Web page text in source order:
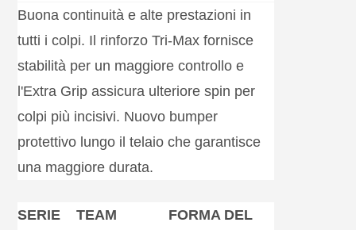
Buona continuità e alte prestazioni in
tutti i colpi. Il rinforzo Tri-Max fornisce
stabilità per un maggiore controllo e
l'Extra Grip assicura ulteriore spin per
colpi più incisivi. Nuovo bumper
protettivo lungo il telaio che garantisce
una maggiore durata.
SERIE TEAM FORMA DEL